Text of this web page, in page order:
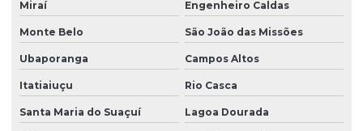
Miraí Engenheiro Caldas
Monte Belo São João das Missões
Ubaporanga Campos Altos
Itatiaiuçu Rio Casca
Santa Maria do Suaçuí Lagoa Dourada